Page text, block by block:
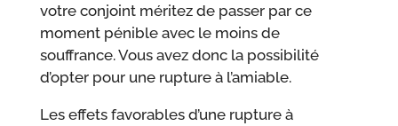
votre conjoint méritez de passer par ce
moment pénible avec le moins de
souffrance. Vous avez donc la possibilité
d’opter pour une rupture à l’amiable.
Les effets favorables d’une rupture à